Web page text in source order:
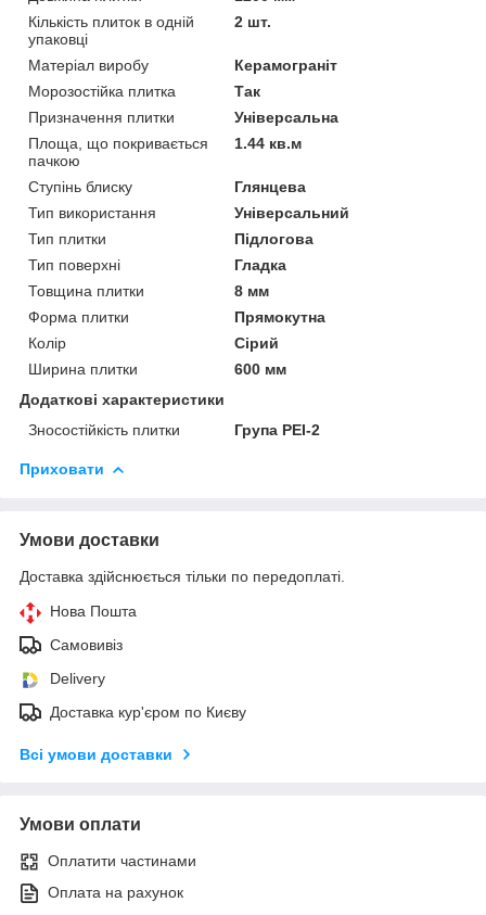
Кількість плиток в одній
упаковці
2 шт.
Матеріал виробу
Керамограніт
Морозостійка плитка
Так
Призначення плитки
Універсальна
Площа, що покривається
пачкою
1.44 кв.м
Ступінь блиску
Глянцева
Тип використання
Універсальний
Тип плитки
Підлогова
Тип поверхні
Гладка
Товщина плитки
8 мм
Форма плитки
Прямокутна
Колір
Сірий
Ширина плитки
600 мм
Додаткові характеристики
Зносостійкість плитки
Група PEI-2
Приховати
Умови доставки
Доставка здійснюється тільки по передоплаті.
Нова Пошта
Самовивіз
Delivery
Доставка кур'єром по Києву
Всі умови доставки
Умови оплати
Оплатити частинами
Оплата на рахунок